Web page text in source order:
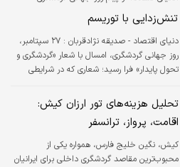
رمزگشایی می‌کند؛
تنش‌زدایی با توریسم
دنیای اقتصاد - صدیقه نژادقربان : ۲۷ سپتامبر،
روز جهانی گردشگری، امسال با شعار «گردشگری و
تحول پایدار» فرا رسید؛ شعاری که در شرایطی
بحران اقلیمی، فرسایش منابع طبیعی و تهدید
میراث فرهنگی و بناهای تاریخی دست‌به‌گریبان
است.
تحلیل هزینه‌های تور ارزان کیش:
اقامت، پرواز، ترانسفر
کیش، نگین خلیج فارس، همواره یکی از
محبوب‌ترین مقاصد گردشگری داخلی برای ایرانیان